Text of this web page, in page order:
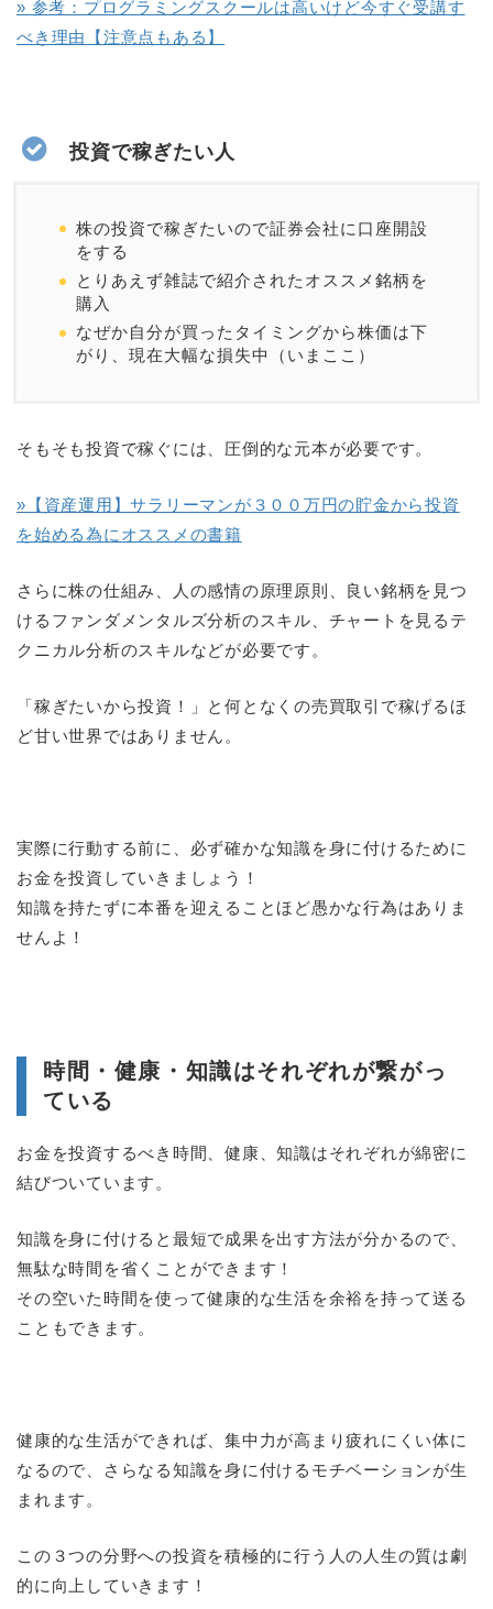
» 参考：プログラミングスクールは高いけど今すぐ受講す
べき理由【注意点もある】
投資で稼ぎたい人
株の投資で稼ぎたいので証券会社に口座開設
をする
とりあえず雑誌で紹介されたオススメ銘柄を
購入
なぜか自分が買ったタイミングから株価は下
がり、現在大幅な損失中（いまここ）
そもそも投資で稼ぐには、圧倒的な元本が必要です。
»【資産運用】サラリーマンが３００万円の貯金から投資
を始める為にオススメの書籍
さらに株の仕組み、人の感情の原理原則、良い銘柄を見つ
けるファンダメンタルズ分析のスキル、チャートを見るテ
クニカル分析のスキルなどが必要です。
「稼ぎたいから投資！」と何となくの売買取引で稼げるほ
ど甘い世界ではありません。
実際に行動する前に、必ず確かな知識を身に付けるために
お金を投資していきましょう！
知識を持たずに本番を迎えることほど愚かな行為はありま
せんよ！
時間・健康・知識はそれぞれが繋がっ
ている
お金を投資するべき時間、健康、知識はそれぞれが綿密に
結びついています。
知識を身に付けると最短で成果を出す方法が分かるので、
無駄な時間を省くことができます！
その空いた時間を使って健康的な生活を余裕を持って送る
こともできます。
健康的な生活ができれば、集中力が高まり疲れにくい体に
なるので、さらなる知識を身に付けるモチベーションが生
まれます。
この３つの分野への投資を積極的に行う人の人生の質は劇
的に向上していきます！